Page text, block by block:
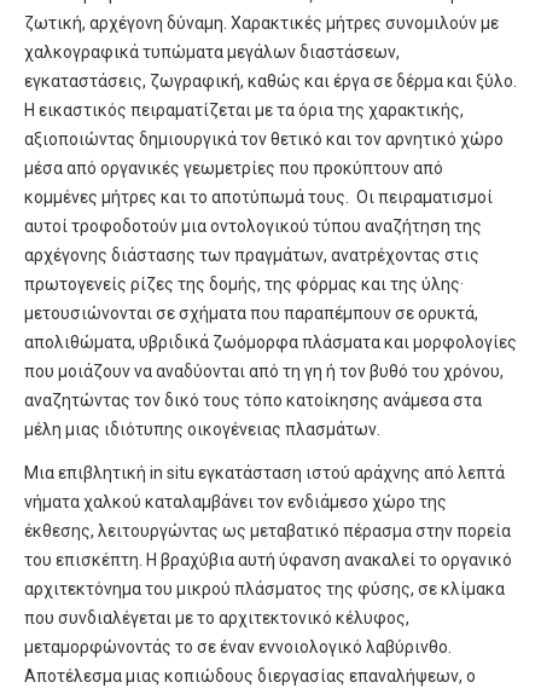
ζωτική, αρχέγονη δύναμη. Χαρακτικές μήτρες συνομιλούν με
χαλκογραφικά τυπώματα μεγάλων διαστάσεων,
εγκαταστάσεις, ζωγραφική, καθώς και έργα σε δέρμα και ξύλο.
Η εικαστικός πειραματίζεται με τα όρια της χαρακτικής,
αξιοποιώντας δημιουργικά τον θετικό και τον αρνητικό χώρο
μέσα από οργανικές γεωμετρίες που προκύπτουν από
κομμένες μήτρες και το αποτύπωμά τους. Οι πειραματισμοί
αυτοί τροφοδοτούν μια οντολογικού τύπου αναζήτηση της
αρχέγονης διάστασης των πραγμάτων, ανατρέχοντας στις
πρωτογενείς ρίζες της δομής, της φόρμας και της ύλης·
μετουσιώνονται σε σχήματα που παραπέμπουν σε ορυκτά,
απολιθώματα, υβριδικά ζωόμορφα πλάσματα και μορφολογίες
που μοιάζουν να αναδύονται από τη γη ή τον βυθό του χρόνου,
αναζητώντας τον δικό τους τόπο κατοίκησης ανάμεσα στα
μέλη μιας ιδιότυπης οικογένειας πλασμάτων.
Μια επιβλητική in situ εγκατάσταση ιστού αράχνης από λεπτά
νήματα χαλκού καταλαμβάνει τον ενδιάμεσο χώρο της
έκθεσης, λειτουργώντας ως μεταβατικό πέρασμα στην πορεία
του επισκέπτη. Η βραχύβια αυτή ύφανση ανακαλεί το οργανικό
αρχιτεκτόνημα του μικρού πλάσματος της φύσης, σε κλίμακα
που συνδιαλέγεται με το αρχιτεκτονικό κέλυφος,
μεταμορφώνοντάς το σε έναν εννοιολογικό λαβύρινθο.
Αποτέλεσμα μιας κοπιώδους διεργασίας επαναλήψεων, ο